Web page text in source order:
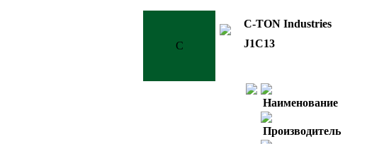
C
C-TON Industries
J1C13
Наименование
Производитель